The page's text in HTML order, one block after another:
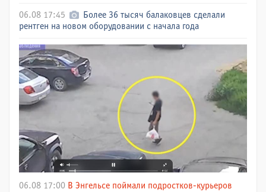
06.08 17:45
Более 36 тысяч балаковцев сделали
рентген на новом оборудовании с начала года
06.08 17:00 В Энгельсе поймали подростков-курьеров